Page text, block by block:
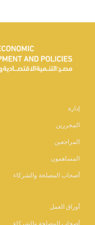
إدارة
المحررين
المراجعين
المساهمون
أصحاب المصلحة والشركاء
أوراق العمل
أصحاب المصلحة والشركاء